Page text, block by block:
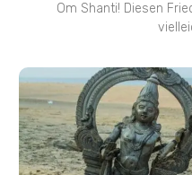
Om Shanti! Diesen